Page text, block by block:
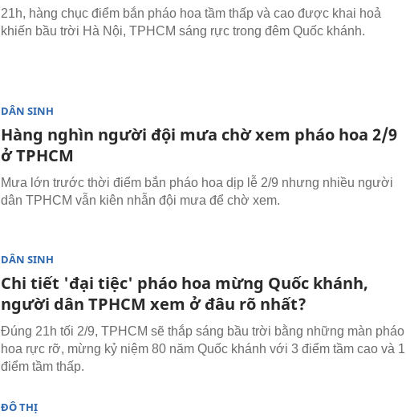
21h, hàng chục điểm bắn pháo hoa tầm thấp và cao được khai hoả
khiến bầu trời Hà Nội, TPHCM sáng rực trong đêm Quốc khánh.
DÂN SINH
Hàng nghìn người đội mưa chờ xem pháo hoa 2/9
ở TPHCM
Mưa lớn trước thời điểm bắn pháo hoa dịp lễ 2/9 nhưng nhiều người
dân TPHCM vẫn kiên nhẫn đội mưa để chờ xem.
DÂN SINH
Chi tiết 'đại tiệc' pháo hoa mừng Quốc khánh,
người dân TPHCM xem ở đâu rõ nhất?
Đúng 21h tối 2/9, TPHCM sẽ thắp sáng bầu trời bằng những màn pháo
hoa rực rỡ, mừng kỷ niệm 80 năm Quốc khánh với 3 điểm tầm cao và 1
điểm tầm thấp.
ĐÔ THỊ